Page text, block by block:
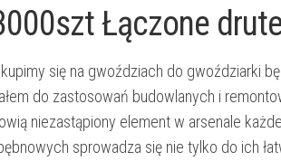
Łączone
się na gwoździach do gwoździarki
do zastosowań budowlanych i
niezastąpiony element w arsenale
sprowadza się nie tylko do ich